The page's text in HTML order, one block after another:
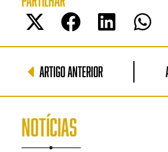
ARTIGO ANTERIOR
NOTÍCIAS